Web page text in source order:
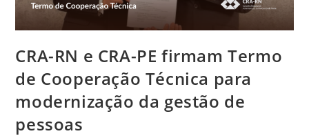
CRA-RN e CRA-PE firmam Termo
de Cooperação Técnica para
modernização da gestão de
pessoas